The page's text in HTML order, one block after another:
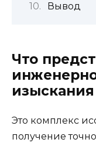
Вывод
Что
изыскания
Это комплекс
получение